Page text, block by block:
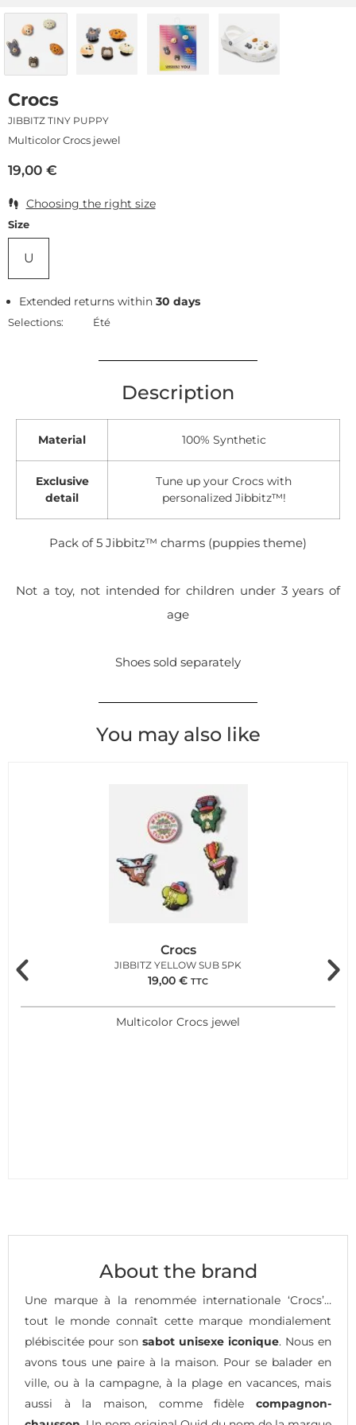
Crocs
JIBBITZ TINY PUPPY
Multicolor Crocs jewel
19,00 €
Choosing the right size
Size
U
Extended returns within30 days
Selections: Été
Description
Material 100% Synthetic
Exclusive
detail
Tune up your Crocs with
personalized Jibbitz™!
Pack of 5 Jibbitz™ charms (puppies theme)
Not a toy, not intended for children under 3 years of
age
Shoes sold separately
You may also like
Crocs
JIBBITZ YELLOW SUB 5PK
19,00 € TTC
Multicolor Crocs jewel
About the brand
Une marque à la renommée internationale ‘Crocs’…
tout le monde connaît cette marque mondialement
plébiscitée pour son sabot unisexe iconique. Nous en
avons tous une paire à la maison. Pour se balader en
ville, ou à la campagne, à la plage en vacances, mais
aussi à la maison, comme fidèle compagnon-